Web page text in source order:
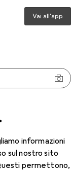
informazioni
sul nostro sito
permettono,
Vai all'app